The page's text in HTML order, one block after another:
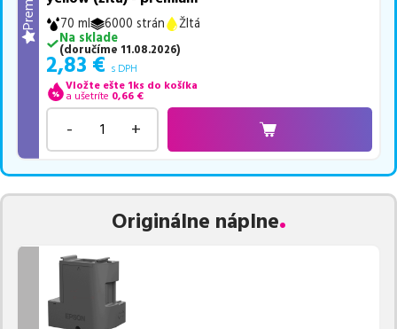
70 ml 6000 strán
Žltá
Na sklade
(doručíme 11.08.2026)
2,83 € s DPH
Vložte ešte 1ks do košíka
a ušetríte 0,66 €
- +
Originálne náplne